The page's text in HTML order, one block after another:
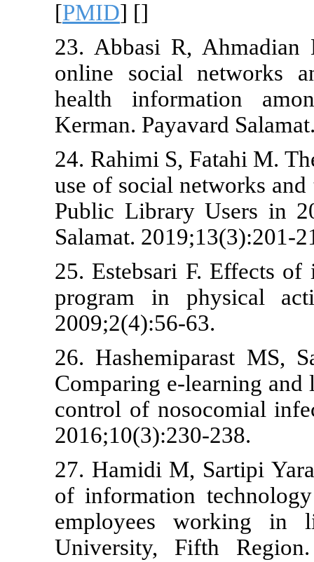
23. Abbasi
online
health
Kerman.
24. Rahimi
use of social
Public
Salamat.
25.
program in
26.
Comparing
control of
27. Hamidi
of
employees
University,